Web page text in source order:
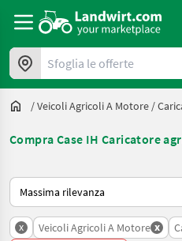
Sfoglia le offerte
/Veicoli Agricoli A Motore /
Compra Case IH Caricatore
Ecco come viene ordinato su
x Veicoli Agricoli A Motore x